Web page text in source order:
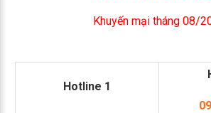
Khuyến mại tháng 08/
Hotline 1